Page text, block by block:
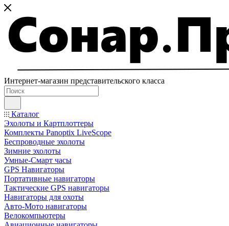
Интернет-магазин представительского класса
Каталог
Эхолоты и Картплоттеры
Комплекты Panoptix LiveScope
Беспроводные эхолоты
Зимние эхолоты
Умные-Смарт часы
GPS Навигаторы
Портативные навигаторы
Тактические GPS навигаторы
Навигаторы для охоты
Авто-Мото навигаторы
Велокомпьютеры